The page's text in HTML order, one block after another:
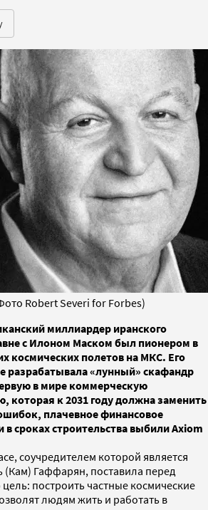
Robert Severi for Forbes)
миллиардер иранского
с Илоном Маском был пионером в
космических полетов на МКС. Его
разрабатывала «лунный» скафандр
в мире коммерческую
которая к 2031 году должна заменить
плачевное финансовое
в сроках строительства выбили Axiom
соучредителем которой является
Гаффарян, поставила перед
построить частные космические
людям жить и работать в